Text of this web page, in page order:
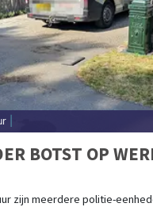
BOTST OP
zijn meerdere politie-